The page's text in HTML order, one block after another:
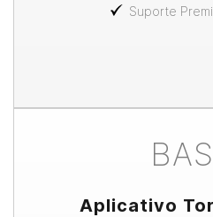
Suporte
Aplicativo